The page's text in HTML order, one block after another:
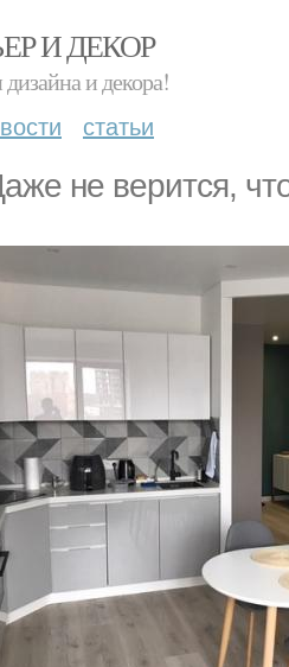
И ДЕКОР
и декора!
статьи
не верится,